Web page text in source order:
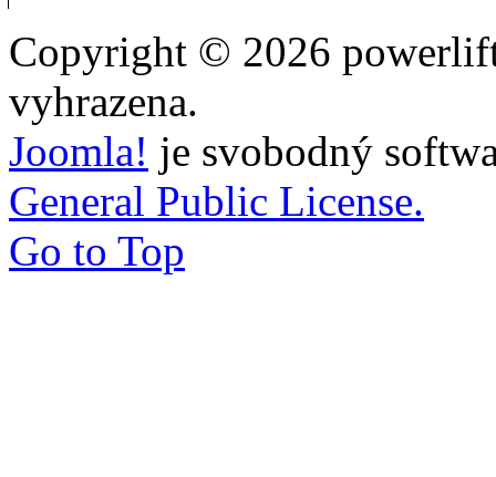
Copyright © 2026
vyhrazena.
Joomla! je svobodný
General Public License.
Go to Top